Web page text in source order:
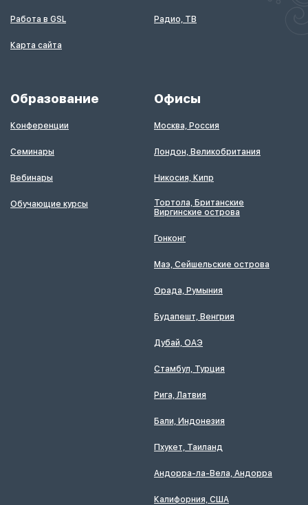
Работа в GSL
Карта сайта
Радио, ТВ
Образование
Конференции
Семинары
Вебинары
Обучающие курсы
Офисы
Москва, Россия
Лондон, Великобритания
Никосия, Кипр
Тортола, Британские
Виргинские острова
Гонконг
Маэ, Сейшельские острова
Орада, Румыния
Будапешт, Венгрия
Дубай, ОАЭ
Стамбул, Турция
Рига, Латвия
Бали, Индонезия
Пхукет, Таиланд
Андорра-ла-Вела, Андорра
Калифорния, США